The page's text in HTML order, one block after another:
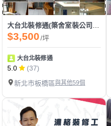
$3,500/坪
大台北裝修通
5.0
(37)
新北市板橋區與其他59個